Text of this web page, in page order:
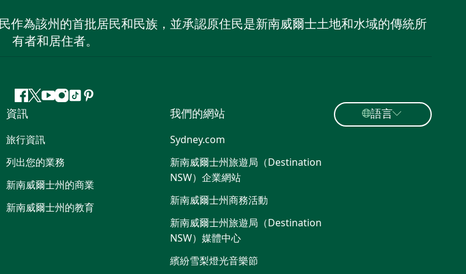
作為該州的首批居民和民族，並承認原住民是新南威爾士土地和水域的傳統所
有者和居住者。
Facebook
嘰
喳
喳
Youtube
Instagram
抖 Pinterest
資訊
旅行資訊
列出您的業務
新南威爾士州的商業
新南威爾士州的教育
我們的網站
Sydney.com
新南威爾士州旅遊局（Destination
NSW）企業網站
新南威爾士州商務活動
新南威爾士州旅遊局（Destination
NSW）媒體中心
繽紛雪梨燈光音樂節
語言